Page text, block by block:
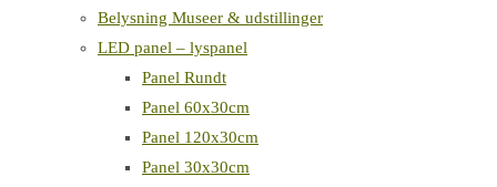
Belysning Museer & udstillinger
LED panel – lyspanel
Panel Rundt
Panel 60x30cm
Panel 120x30cm
Panel 30x30cm